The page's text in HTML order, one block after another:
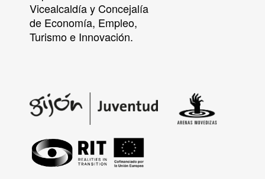
Vicealcaldía y Concejalía
de Economía, Empleo,
Turismo e Innovación.